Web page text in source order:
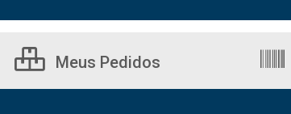
Meus Pedidos